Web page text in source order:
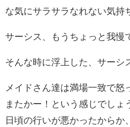
な気にサラサラなれない気持
サーシス、もうちょっと我慢
そんな時に浮上した、サーシ
メイドさん達は満場一致で怒
またかー！という感じでしょ
日頃の行いが悪かったからか